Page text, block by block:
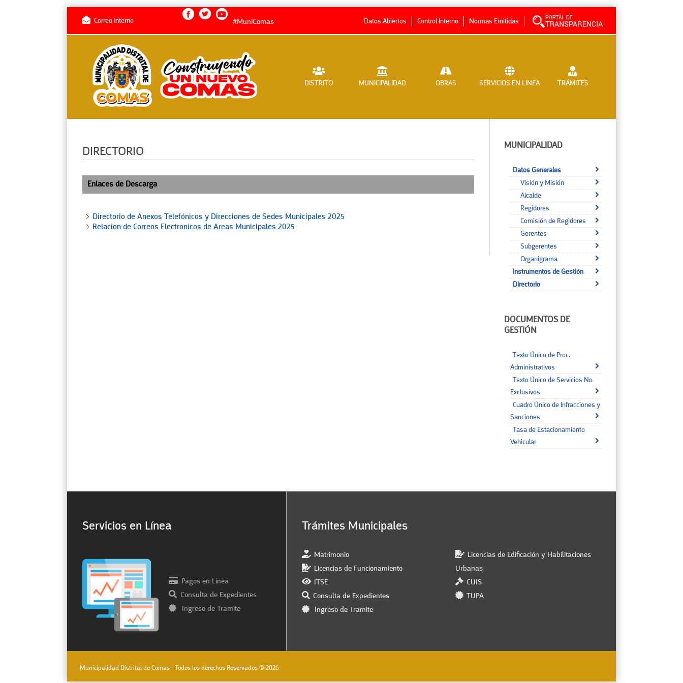
Correo Interno #MuniComas Datos Abiertos Control Interno Normas Emitidas
DISTRITO MUNICIPALIDAD OBRAS SERVICIOS EN LINEA TRÁMITES
DIRECTORIO
Enlaces de Descarga
Directorio de Anexos Telefónicos y Direcciones de Sedes Municipales 2025
Relacion de Correos Electronicos de Areas Municipales 2025
MUNICIPALIDAD
Datos Generales
Visión y Misión
Alcalde
Regidores
Comisión de Regidores
Gerentes
Subgerentes
Organigrama
Instrumentos de Gestión
Directorio
DOCUMENTOS DE
GESTIÓN
Texto Único de Proc.
Administrativos
Texto Único de Servicios No
Exclusivos
Cuadro Único de Infracciones y
Sanciones
Tasa de Estacionamiento
Vehicular
Servicios en Línea
Pagos en Línea
Consulta de Expedientes
Ingreso de Tramite
Trámites Municipales
Matrimonio
Licencias de Funcionamiento
ITSE
Consulta de Expedientes
Ingreso de Tramite
Licencias de Edificación y Habilitaciones
Urbanas
CUIS
TUPA
Municipalidad Distrital de Comas - Todos los derechos Reservados © 2026